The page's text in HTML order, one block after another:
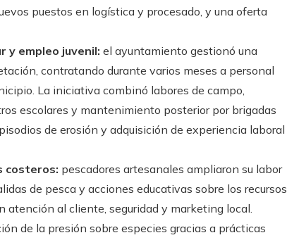
puestos en logística y procesado, y una oferta
y empleo juvenil: el ayuntamiento gestionó una
contratando durante varios meses a personal
La iniciativa combinó labores de campo,
escolares y mantenimiento posterior por brigadas
de erosión y adquisición de experiencia laboral
costeros: pescadores artesanales ampliaron su labor
de pesca y acciones educativas sobre los recursos
atención al cliente, seguridad y marketing local.
de la presión sobre especies gracias a prácticas